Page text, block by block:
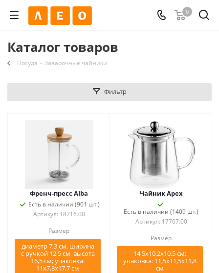
0
Каталог товаров
Посуда - Заварочные чайники
Фильтр
Френч-пресс Alba
Есть в наличии (901 шт.)
Артикул: 18716.00
Размер
диаметр 7,3 см, ширина
с ручкой 12,5 см, высота
16,5 см; упаковка:
11х7,8х17,7 см
Чайник Apex
Есть в наличии (1409 шт.)
Артикул: 17707.00
Размер
14,5x10,2x10,5 см;
упаковка: 11,5x11,5x11,8
см